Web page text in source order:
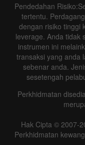
Pendedahan
tertentu.
dengan risiko tinggi
leverage. Anda tidak
instrumen ini
transaksi yang anda
sebenar anda.
sesetengah
Perkhidmatan
Hak Cipta © 2007-
Perkhidmatan